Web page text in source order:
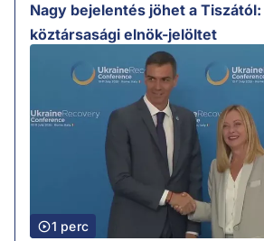
Nagy bejelentés jöhet a
köztársasági elnök-jelöltet
1 perc